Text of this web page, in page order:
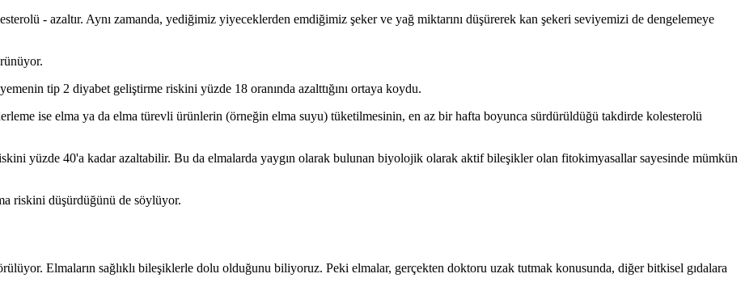
- azaltır. Aynı zamanda, yediğimiz yiyeceklerden emdiğimiz şeker ve yağ miktarını düşürerek kan şekeri seviyemizi de dengelemeye
tip 2 diyabet geliştirme riskini yüzde 18 oranında azalttığını ortaya koydu.
ise elma ya da elma türevli ürünlerin (örneğin elma suyu) tüketilmesinin, en az bir hafta boyunca sürdürüldüğü takdirde kolesterolü
yüzde 40'a kadar azaltabilir. Bu da elmalarda yaygın olarak bulunan biyolojik olarak aktif bileşikler olan fitokimyasallar sayesinde mümkün
riskini düşürdüğünü de söylüyor.
Elmaların sağlıklı bileşiklerle dolu olduğunu biliyoruz. Peki elmalar, gerçekten doktoru uzak tutmak konusunda, diğer bitkisel gıdalara